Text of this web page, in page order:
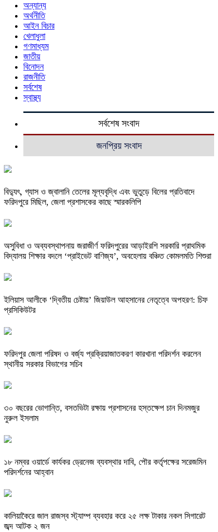
অন্যান্য
অর্থনীতি
আইন বিচার
খেলাধুলা
গণমাধ্যম
জাতীয়
বিনোদন
রাজনীতি
সর্বশেষ
স্বাস্থ্য
সর্বশেষ সংবাদ
জনপ্রিয় সংবাদ
বিদ্যুৎ, গ্যাস ও জ্বালানি তেলের মূল্যবৃদ্ধি এবং ভুতুড়ে বিলের প্রতিবাদে
ফরিদপুরে মিছিল, জেলা প্রশাসকের কাছে স্মারকলিপি
অসুবিধা ও অব্যবস্থাপনায় জরাজীর্ণ ফরিদপুরের আড়াইরশি সরকারি প্রাথমিক
বিদ্যালয় শিক্ষার বদলে ‘প্রাইভেট বাণিজ্য’, অবহেলায় বঞ্চিত কোমলমতি শিশুরা
ইলিয়াস আলীকে ‘দ্বিতীয় চেষ্টায়’ জিয়াউল আহসানের নেতৃত্বে অপহরণ: চিফ
প্রসিকিউটর
ফরিদপুর জেলা পরিষদ ও বর্জ্য প্রক্রিয়াজাতকরণ কারখানা পরিদর্শন করলেন
স্থানীয় সরকার বিভাগের সচিব
৩০ বছরের ভোগান্তি, বসতভিটা রক্ষায় প্রশাসনের হস্তক্ষেপ চান দিনমজুর
নুরুল ইসলাম
১৮ নম্বর ওয়ার্ডে কার্যকর ড্রেনেজ ব্যবস্থার দাবি, পৌর কর্তৃপক্ষের সরেজমিন
পরিদর্শনের আহ্বান
কালিয়াকৈরে জাল রাজস্ব স্ট্যাম্প ব্যবহার করে ২৫ লক্ষ টাকার নকল সিগারেট
জব্দ আটক ২ জন